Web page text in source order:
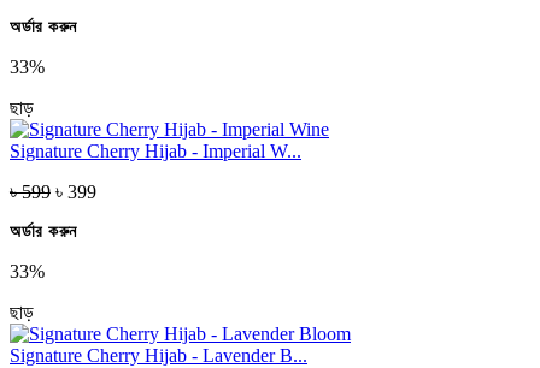
অর্ডার করুন
33%
ছাড়
Signature Cherry Hijab - Imperial W...
৳ 599 ৳ 399
অর্ডার করুন
33%
ছাড়
Signature Cherry Hijab - Lavender B...